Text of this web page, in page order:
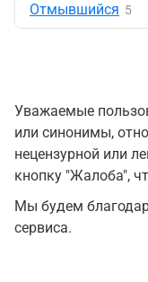
Отмывшийся 5
Уважаемые
или синонимы,
нецензурной или
кнопку "Жалоба",
Мы будем
сервиса.